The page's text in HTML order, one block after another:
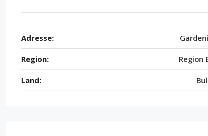
Adresse:
Region: Region
Land: